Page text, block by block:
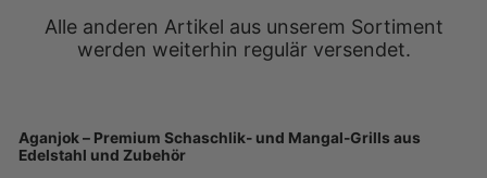
Alle anderen Artikel aus unserem Sortiment
werden weiterhin regulär versendet.
Aganjok – Premium Schaschlik- und Mangal-Grills aus
Edelstahl und Zubehör